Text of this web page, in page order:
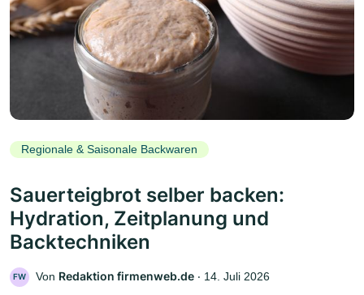
Regionale & Saisonale Backwaren
Sauerteigbrot selber backen:
Hydration, Zeitplanung und
Backtechniken
FW Von Redaktion firmenweb.de ‧ 14. Juli 2026